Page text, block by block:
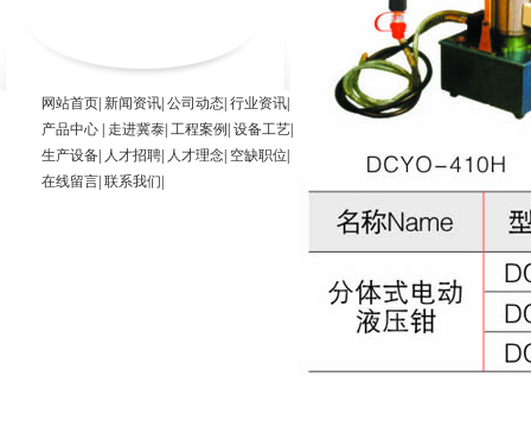
网站首页 新闻资讯 公司动态 行业资讯
产品中心
走进冀泰 工程案例 设备工艺
生产设备 人才招聘 人才理念 空缺职位
在线留言 联系我们